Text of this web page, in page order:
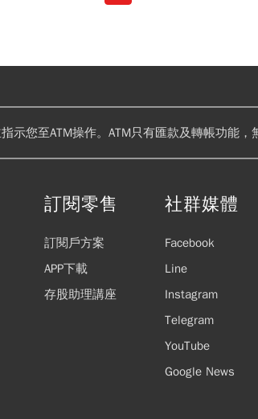
示您至ATM操作。ATM只有匯款及轉帳功能
訂閱零售
訂閱戶方案
APP下載
存股助理講座
社群媒體
Facebook
Line
Instagram
Telegram
YouTube
Google News